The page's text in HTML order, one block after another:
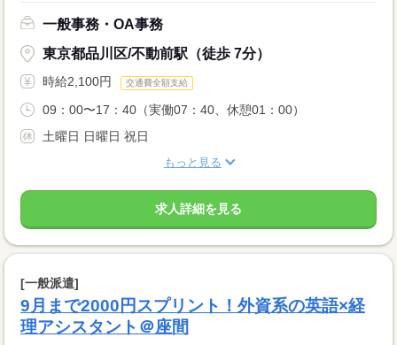
一般事務・OA事務
東京都品川区/不動前駅（徒歩 7分）
時給2,100円 交通費全額支給
09：00〜17：40（実働07：40、休憩01：00）
土曜日 日曜日 祝日
もっと見る
求人詳細を見る
[一般派遣]
9月まで2000円スプリント！外資系の英語×経
理アシスタント＠座間